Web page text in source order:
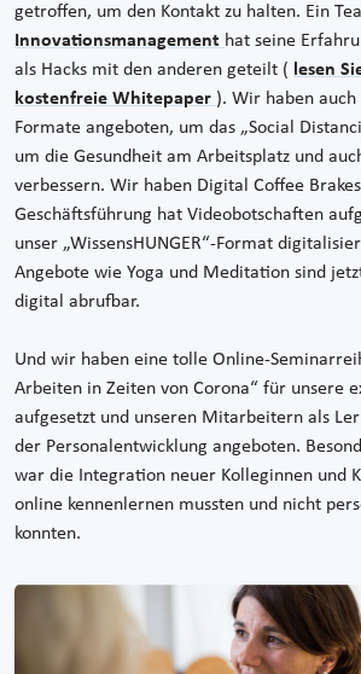
getroffen, um den Kontakt zu halten. Ein
Innovationsmanagement hat seine
als Hacks mit den anderen geteilt ( lesen
kostenfreie Whitepaper ). Wir haben
Formate angeboten, um das „Social
um die Gesundheit am Arbeitsplatz und
verbessern. Wir haben Digital Coffee
Geschäftsführung hat Videobotschaften
unser „WissensHUNGER“-Format
Angebote wie Yoga und Meditation sind
digital abrufbar.
Und wir haben eine tolle Online-
Arbeiten in Zeiten von Corona“ für unsere
aufgesetzt und unseren Mitarbeitern als
der Personalentwicklung angeboten.
war die Integration neuer Kolleginnen und
online kennenlernen mussten und nicht
konnten.